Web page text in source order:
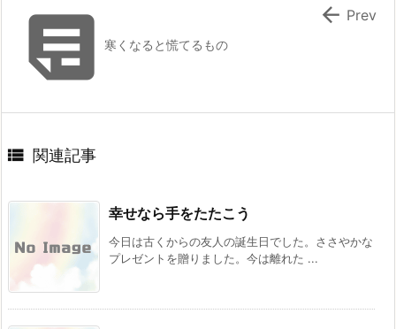
寒くなると慌てるもの
 Prev
 関連記事
幸せなら手をたたこう
今日は古くからの友人の誕生日でした。ささやかな
プレゼントを贈りました。今は離れた ...